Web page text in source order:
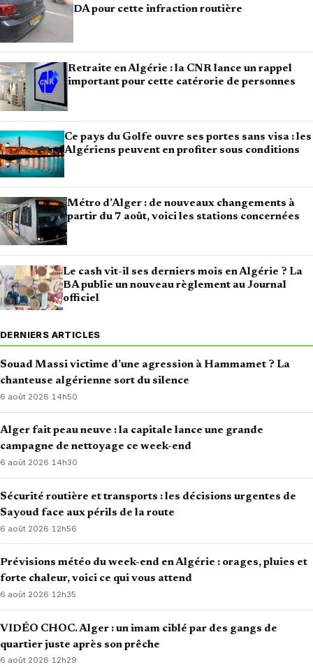
DA pour cette infraction routière
Retraite en Algérie : la CNR lance un rappel
important pour cette catérorie de personnes
Ce pays du Golfe ouvre ses portes sans visa : les
Algériens peuvent en profiter sous conditions
Métro d’Alger : de nouveaux changements à
partir du 7 août, voici les stations concernées
Le cash vit-il ses derniers mois en Algérie ? La
BA publie un nouveau règlement au Journal
officiel
DERNIERS ARTICLES
Souad Massi victime d’une agression à Hammamet ? La
chanteuse algérienne sort du silence
6 août 2026·14h50
Alger fait peau neuve : la capitale lance une grande
campagne de nettoyage ce week-end
6 août 2026·14h30
Sécurité routière et transports : les décisions urgentes de
Sayoud face aux périls de la route
6 août 2026· 12h56
Prévisions météo du week-end en Algérie : orages, pluies et
forte chaleur, voici ce qui vous attend
6 août 2026·12h35
VIDÉO CHOC. Alger : un imam ciblé par des gangs de
quartier juste après son prêche
6 août 2026·12h29